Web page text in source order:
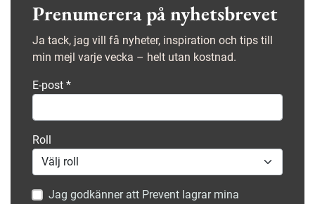
Prenumerera på nyhetsbrevet
Ja tack, jag vill få nyheter, inspiration och tips till
min mejl varje vecka – helt utan kostnad.
E-post *
Roll
Jag godkänner att Prevent lagrar mina